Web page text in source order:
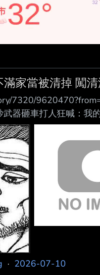
家當被清掉 闖
7320/
武器砸車打人狂喊：
街友不滿放在台北車
之下抄起垃圾車的雨刷
抵，依現行犯逮捕移
· 2026-07-10